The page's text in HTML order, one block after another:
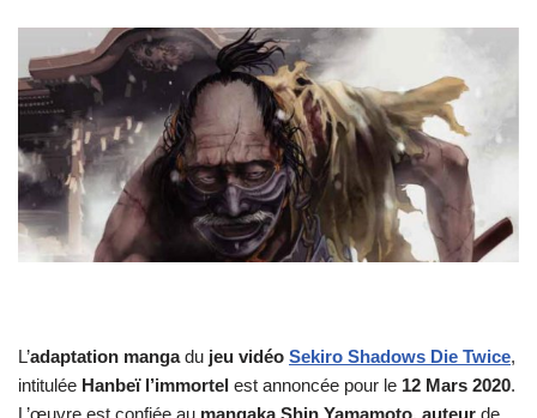
L’adaptation mangadu jeu vidéo Sekiro Shadows Die Twice,
intitulée Hanbeï l’immortel est annoncée pour le 12 Mars 2020.